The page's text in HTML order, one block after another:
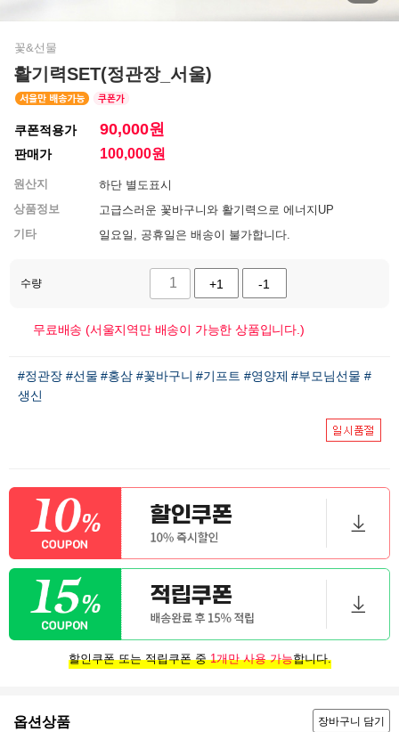
꽃&선물
활기력SET(정관장_서울)
쿠폰적용가 90,000원
판매가 100,000원
원산지
하단 별도표시
상품정보
고급스러운 꽃바구니와 활기력으로 에너지UP
기타
일요일, 공휴일은 배송이 불가합니다.
수량 +1 -1
무료배송 (서울지역만 배송이 가능한 상품입니다.)
#정관장 #선물 #홍삼 #꽃바구니 #기프트 #영양제 #부모님선물 #
생신
할인쿠폰 또는 적립쿠폰 중1개만 사용 가능합니다.
옵션상품 장바구니 담기